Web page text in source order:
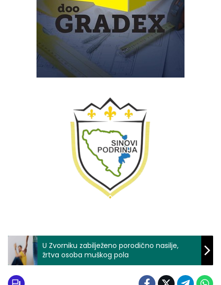
U Zvorniku zabilježeno porodično nasilje,
žrtva osoba muškog pola